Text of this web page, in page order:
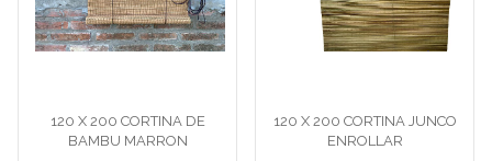
120 X 200 CORTINA DE
BAMBU MARRON
120 X 200 CORTINA JUNCO
ENROLLAR